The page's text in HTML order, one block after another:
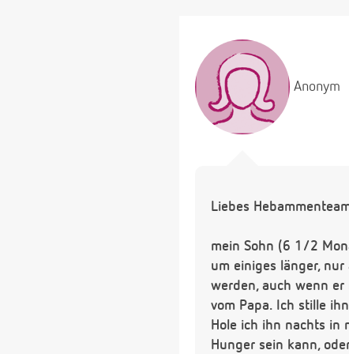
Anonym
Liebes
mein Sohn (6 1/2
um einiges länger,
werden, auch wenn
vom Papa. Ich stille
Hole ich ihn nachts in
Hunger sein kann,